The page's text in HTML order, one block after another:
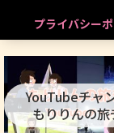
プライバシー
YouTubeチ
もりりんの